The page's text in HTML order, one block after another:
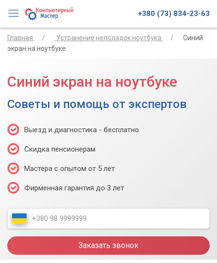
+380 (73) 834-23-63
Главная Устранение неполадок ноутбука
Синий
экран на ноутбуке
Синий экран на ноутбуке
Советы и помощь от экспертов
Выезд и диагностика - бесплатно
Скидка пенсионерам
Мастера с опытом от 5 лет
Фирменная гарантия до 3 лет
Заказать звонок